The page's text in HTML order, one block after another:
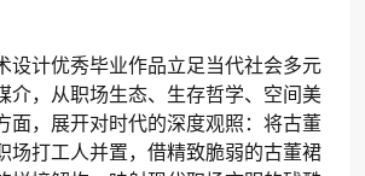
设计优秀毕业作品立足当代社会多元
介，从职场生态、生存哲学、空间美
面，展开对时代的深度观照：将古董
场打工人并置，借精致脆弱的古董裙